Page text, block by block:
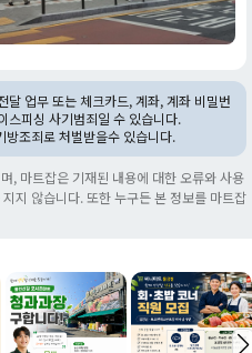
달 업무 또는 체크카드, 계좌, 계좌 비밀번
스피싱 사기범죄일 수 있습니다.
조죄로 처벌받을수 있습니다.
, 마트잡은 기재된 내용에 대한 오류와 사용
지 않습니다. 또한 누구든 본 정보를 마트잡